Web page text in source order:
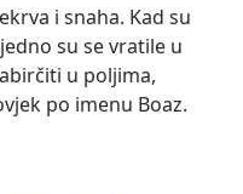
i snaha. Kad su
su se vratile u
u poljima,
po imenu Boaz.